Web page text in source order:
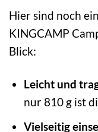
Hier sind noch
KINGCAMP
Blick:
Leicht und
nur 810 g ist
Vielseitig